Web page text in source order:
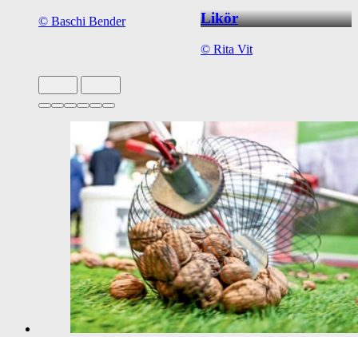
© Baschi Bender Likör
© Rita Vit
Slide 1 von 6 aktiv